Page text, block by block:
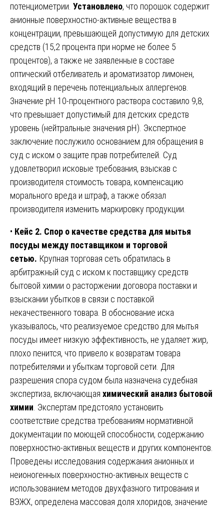
потенциометрии. Установлено, что порошок содержит
анионные поверхностно-активные вещества в
концентрации, превышающей допустимую для детских
средств (15,2 процента при норме не более 5
процентов), а также не заявленные в составе
оптический отбеливатель и ароматизатор лимонен,
входящий в перечень потенциальных аллергенов.
Значение pH 10-процентного раствора составило 9,8,
что превышает допустимый для детских средств
уровень (нейтральные значения pH). Экспертное
заключение послужило основанием для обращения в
суд с иском о защите прав потребителей. Суд
удовлетворил исковые требования, взыскав с
производителя стоимость товара, компенсацию
морального вреда и штраф, а также обязал
производителя изменить маркировку продукции.
• Кейс 2. Спор о качестве средства для мытья
посуды между поставщиком и торговой
сетью. Крупная торговая сеть обратилась в
арбитражный суд с иском к поставщику средств
бытовой химии о расторжении договора поставки и
взыскании убытков в связи с поставкой
некачественного товара. В обоснование иска
указывалось, что реализуемое средство для мытья
посуды имеет низкую эффективность, не удаляет жир,
плохо пенится, что привело к возвратам товара
потребителями и убыткам торговой сети. Для
разрешения спора судом была назначена судебная
экспертиза, включающая химический анализ бытовой
химии . Экспертам предстояло установить
соответствие средства требованиям нормативной
документации по моющей способности, содержанию
поверхностно-активных веществ и других компонентов.
Проведены исследования содержания анионных и
неионогенных поверхностно-активных веществ с
использованием методов двухфазного титрования и
ВЭЖХ, определена массовая доля хлоридов, значение